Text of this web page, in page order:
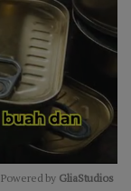
Powered by GliaStudios